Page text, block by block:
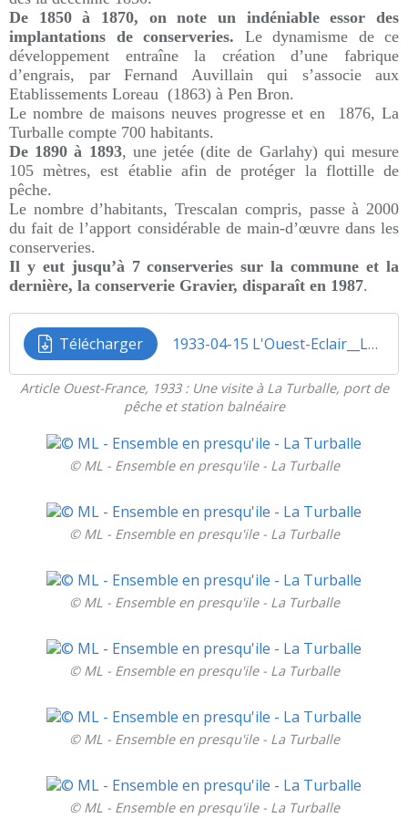
De 1850 à 1870, on note un indéniable essor des
implantations de conserveries.
Le dynamisme de ce
développement entraîne la création d’une fabrique
d’engrais, par Fernand Auvillain qui s’associe aux
Etablissements Loreau (1863) à Pen Bron.
Le nombre de maisons neuves progresse et en 1876, La
Turballe compte 700 habitants.
De 1890 à 1893, une jetée (dite de Garlahy) qui mesure
105 mètres, est établie afin de protéger la flottille de
pêche.
Le nombre d’habitants, Trescalan compris, passe à 2000
du fait de l’apport considérable de main-d’œuvre dans les
conserveries.
Il y eut jusqu’à 7 conserveries sur la commune et la
dernière, la conserverie Gravier, disparaît en 1987.
Télécharger 1933-04-15 L'Ouest-Eclair__La Turballe
Article Ouest-France, 1933 : Une visite à La Turballe, port de
pêche et station balnéaire
© ML - Ensemble en presqu'ile - La Turballe
© ML - Ensemble en presqu'ile - La Turballe
© ML - Ensemble en presqu'ile - La Turballe
© ML - Ensemble en presqu'ile - La Turballe
© ML - Ensemble en presqu'ile - La Turballe
© ML - Ensemble en presqu'ile - La Turballe